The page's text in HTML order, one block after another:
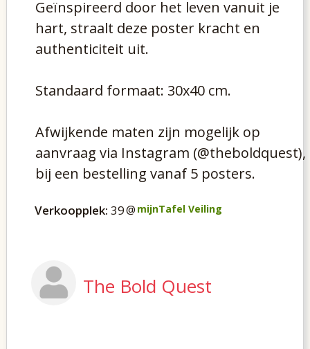
Geïnspireerd door het leven vanuit je
hart, straalt deze poster kracht en
authenticiteit uit.
Standaard formaat: 30x40 cm.
Afwijkende maten zijn mogelijk op
aanvraag via Instagram (@theboldquest),
bij een bestelling vanaf 5 posters.
Verkoopplek: 39@ mijnTafel Veiling
The Bold Quest